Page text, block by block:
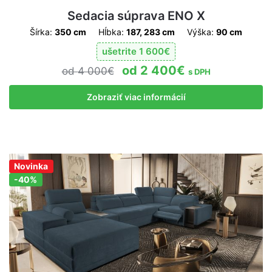
Sedacia súprava ENO X
Šírka: 350 cm Hĺbka: 187, 283 cm Výška: 90 cm
ušetrite 1 600€
4 000€ 2 400€ s DPH
Zobraziť viac informácií
Zľava!
-40%
Novinka